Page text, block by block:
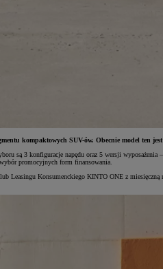
kompaktowych SUV-ów. Obecnie model ten
są 3 konfiguracje napędu oraz 5 wersji
promocyjnych form finansowania.
Leasingu Konsumenckiego KINTO ONE z